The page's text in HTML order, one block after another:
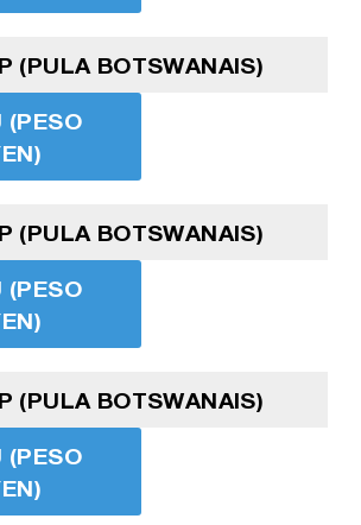
(PULA BOTSWANAIS)
(PESO
(PULA BOTSWANAIS)
(PESO
(PULA BOTSWANAIS)
(PESO